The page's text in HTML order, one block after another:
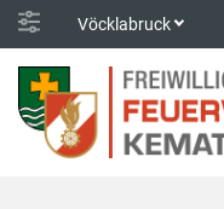
Vöcklabruck